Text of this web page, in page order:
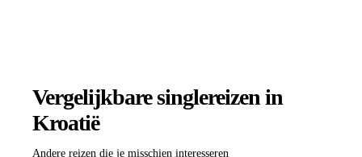
Vergelijkbare singlereizen in
Kroatië
Andere reizen die je misschien interesseren